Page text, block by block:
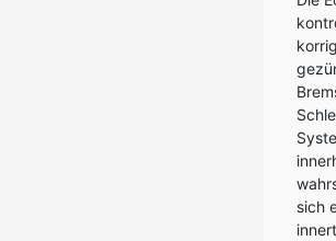
sich